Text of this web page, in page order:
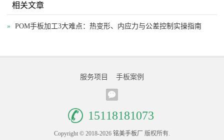
相关文章
» POM手板加工3大难点：热变形、内应力与公差控制实操指南
服务项目 手板案例
15118181073
Copyright © 2018-2026 铭美手板厂 版权所有.